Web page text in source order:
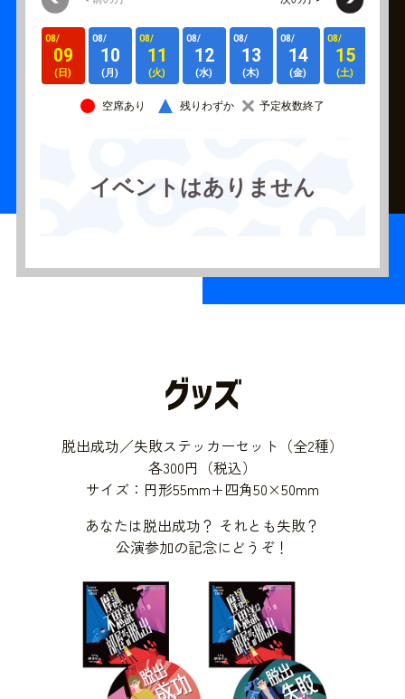
08/
09
(日)
08/
10
(月)
08/
11
(火)
08/
12
(水)
08/
13
(木)
08/
14
(金)
08/
15
(土)
空席あり 残りわずか 予定枚数終了
イベントはありません
脱出成功／失敗ステッカーセット（全2種）
各300円（税込）
サイズ：円形55mm+四角50×50mm
あなたは脱出成功？ それとも失敗？
公演参加の記念にどうぞ！